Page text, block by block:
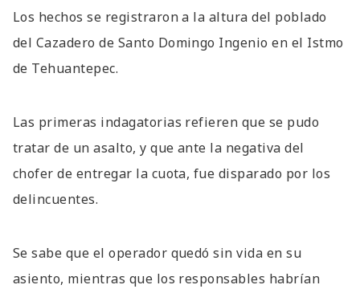
Los hechos se registraron a la altura del poblado
del Cazadero de Santo Domingo Ingenio en el Istmo
de Tehuantepec.
Las primeras indagatorias refieren que se pudo
tratar de un asalto, y que ante la negativa del
chofer de entregar la cuota, fue disparado por los
delincuentes.
Se sabe que el operador quedó sin vida en su
asiento, mientras que los responsables habrían